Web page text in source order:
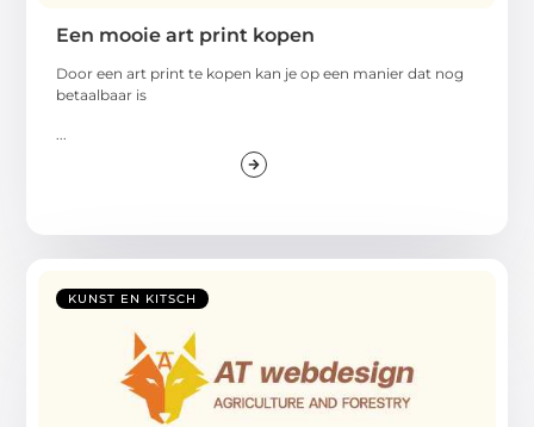
Een mooie art print kopen
Door een art print te kopen kan je op een manier dat nog
betaalbaar is
KUNST EN KITSCH